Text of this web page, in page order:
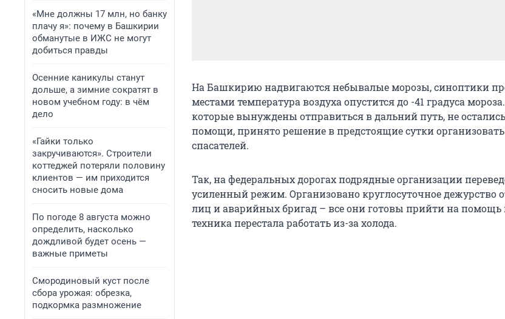
«Мне должны 17 млн, но банку
плачу я»: почему в Башкирии
обманутые в ИЖС не могут
добиться правды
Осенние каникулы станут
дольше, а зимние сократят в
новом учебном году: в чём
дело
«Гайки только
закручиваются». Строители
коттеджей потеряли половину
клиентов — им приходится
сносить новые дома
По погоде 8 августа можно
определить, насколько
дождливой будет осень —
важные приметы
Смородиновый куст после
сбора урожая: обрезка,
подкормка размножение
На Башкирию надвигаются небывалые морозы, синоптики
местами температура воздуха опустится до -41 градуса
которые вынуждены отправиться в дальний путь, не остались
помощи, принято решение в предстоящие сутки
спасателей.
Так, на федеральных дорогах подрядные организации
усиленный режим. Организовано круглосуточное дежурство
лиц и аварийных бригад – все они готовы прийти на помощь
техника перестала работать из-за холода.